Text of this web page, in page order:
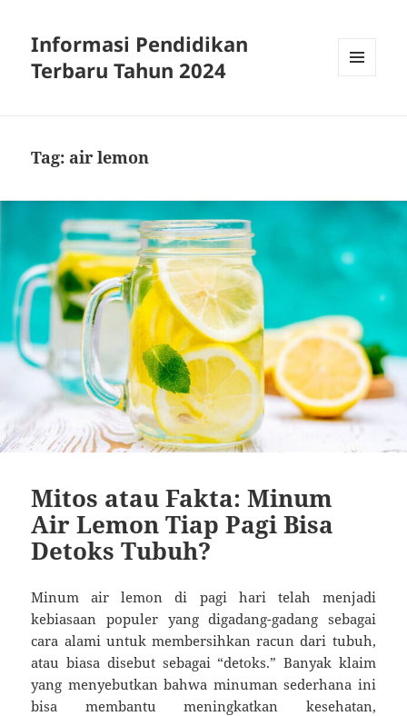
Informasi Pendidikan
Terbaru Tahun 2024
Tag: air lemon
Mitos atau Fakta: Minum
Air Lemon Tiap Pagi Bisa
Detoks Tubuh?
Minum air lemon di pagi hari telah menjadi
kebiasaan populer yang digadang-gadang sebagai
cara alami untuk membersihkan racun dari tubuh,
atau biasa disebut sebagai “detoks.” Banyak klaim
yang menyebutkan bahwa minuman sederhana ini
bisa membantu meningkatkan kesehatan,